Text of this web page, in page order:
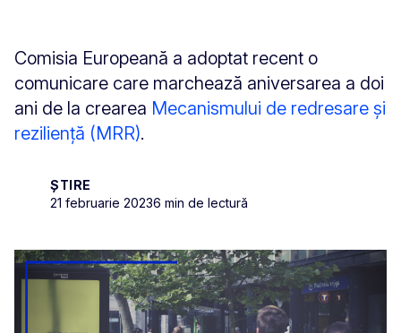
Comisia Europeană a adoptat recent o
comunicare care marchează aniversarea a doi
ani de la crearea Mecanismului de redresare și
reziliență (MRR).
ȘTIRE
21 februarie 20236 min de lectură